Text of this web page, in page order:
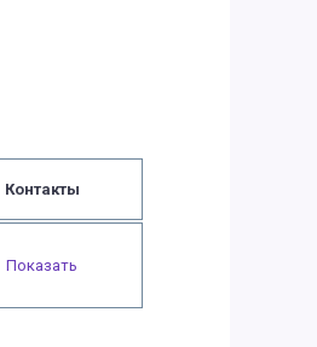
Контакты
Показать